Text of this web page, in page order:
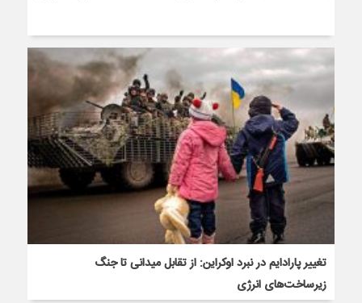
تغییر پارادایم در نبرد اوکراین: از تقابل میدانی تا جنگ
زیرساخت‌های انرژی